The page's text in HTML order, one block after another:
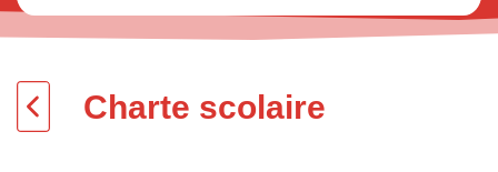
Charte scolaire